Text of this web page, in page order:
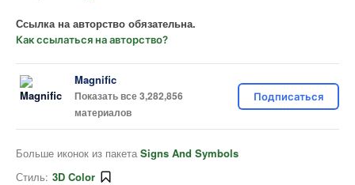
Ссылка на авторство обязательна.
Как ссылаться на авторство?
Magnific
Показать все 3,282,856
материалов
Подписаться
Больше иконок из пакета Signs And Symbols
Стиль: 3D Color